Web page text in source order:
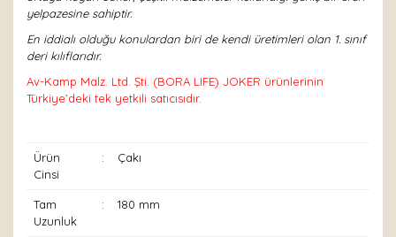
yelpazesine sahiptir.
En iddialı olduğu konulardan biri de kendi üretimleri olan 1. sınıf
deri kılıflarıdır.
Av-Kamp Malz. Ltd. Şti. (BORA LIFE) JOKER ürünlerinin
Türkiye’deki tek yetkili satıcısıdır.
Ürün
Cinsi
: Çakı
Tam
Uzunluk
: 180 mm